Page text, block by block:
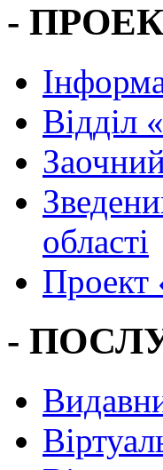
-
Вiддiл
області
Проект
-